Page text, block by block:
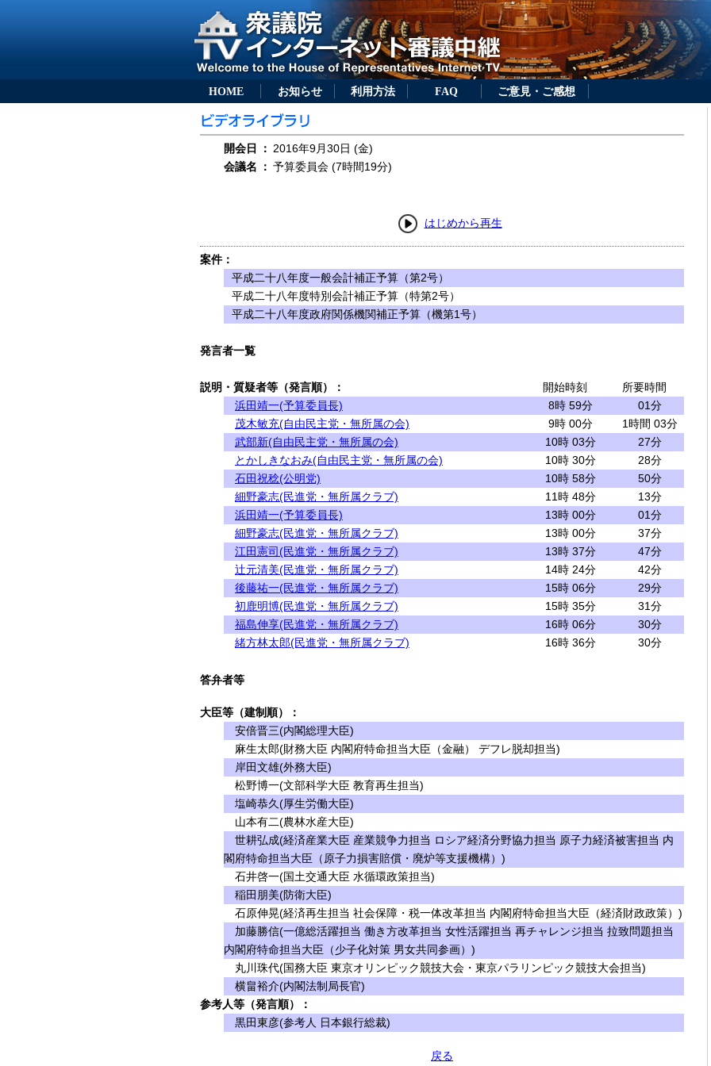
HOME お知らせ 利用方法 FAQ ご意見・ご感想
開会日 ： 2016年9月30日 (金)
会議名
： 予算委員会 (7時間19分)
はじめから再生
案件：
平成二十八年度一般会計補正予算（第2号）
平成二十八年度特別会計補正予算（特第2号）
平成二十八年度政府関係機関補正予算（機第1号）
発言者一覧
説明・質疑者等（発言順）： 開始時刻
所要時間
浜田靖一(予算委員長)
8時 59分
01分
茂木敏充(自由民主党・無所属の会)
9時 00分
1時間 03分
武部新(自由民主党・無所属の会)
10時 03分
27分
とかしきなおみ(自由民主党・無所属の会)
10時 30分
28分
石田祝稔(公明党)
10時 58分
50分
細野豪志(民進党・無所属クラブ)
11時 48分
13分
浜田靖一(予算委員長)
13時 00分
01分
細野豪志(民進党・無所属クラブ)
13時 00分
37分
江田憲司(民進党・無所属クラブ)
13時 37分
47分
辻元清美(民進党・無所属クラブ)
14時 24分
42分
後藤祐一(民進党・無所属クラブ)
15時 06分
29分
初鹿明博(民進党・無所属クラブ)
15時 35分
31分
福島伸享(民進党・無所属クラブ)
16時 06分
30分
緒方林太郎(民進党・無所属クラブ)
16時 36分 30分
答弁者等
大臣等（建制順）：
安倍晋三(内閣総理大臣)
麻生太郎(財務大臣 内閣府特命担当大臣（金融） デフレ脱却担当)
岸田文雄(外務大臣)
松野博一(文部科学大臣 教育再生担当)
塩崎恭久(厚生労働大臣)
山本有二(農林水産大臣)
世耕弘成(経済産業大臣 産業競争力担当 ロシア経済分野協力担当 原子力経済被害担当 内
閣府特命担当大臣（原子力損害賠償・廃炉等支援機構）)
石井啓一(国土交通大臣 水循環政策担当)
稲田朋美(防衛大臣)
石原伸晃(経済再生担当 社会保障・税一体改革担当 内閣府特命担当大臣（経済財政政策）)
加藤勝信(一億総活躍担当 働き方改革担当 女性活躍担当 再チャレンジ担当 拉致問題担当
内閣府特命担当大臣（少子化対策 男女共同参画）)
丸川珠代(国務大臣 東京オリンピック競技大会・東京パラリンピック競技大会担当)
横畠裕介(内閣法制局長官)
参考人等（発言順）：
黒田東彦(参考人 日本銀行総裁)
戻る